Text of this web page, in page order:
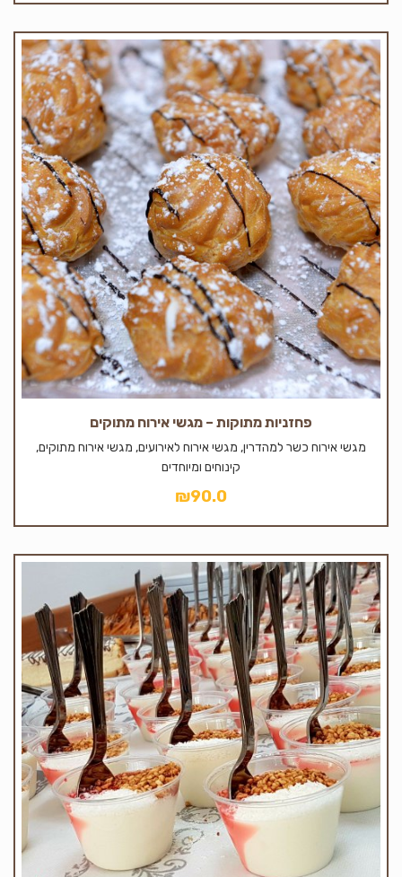
פחזניות מתוקות – מגשי אירוח מתוקים
מגשי אירוח כשר למהדרין, מגשי אירוח לאירועים, מגשי אירוח מתוקים,
קינוחים ומיוחדים
₪90.0